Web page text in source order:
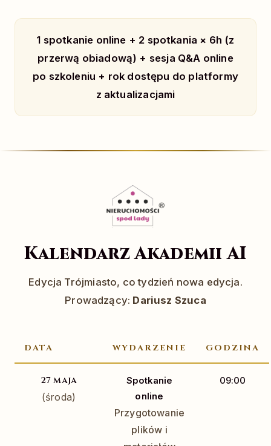
1 spotkanie online + 2 spotkania × 6h (z
przerwą obiadową) + sesja Q&A online
po szkoleniu + rok dostępu do platformy
z aktualizacjami
Kalendarz Akademii AI
Edycja Trójmiasto, co tydzień nowa edycja.
Prowadzący: Dariusz Szuca
DATA WYDARZENIE GODZINA
27 maja
(środa)
Spotkanie
online
Przygotowanie
plików i
09:00